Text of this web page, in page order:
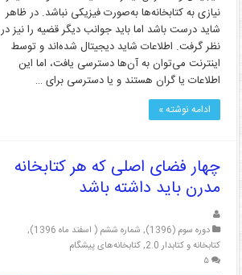
نیازی به کتابخانه‌ها به‌صورت فیزیکی نباشد. در ظاهر
شاید درست باشد اما باید جوانب دیگر قضیه را نیز در
نظر گرفت. اطلاعات شاید دیجیتال شده‌اند و توسط
اینترنت می‌توان به آن‌ها دسترسی یافت، اما این
اطلاعات یا گران هستند و یا دسترسی برای …
ادامه نوشته »
چهار فضای اصلی که هر کتابخانه
مدرن باید داشته باشد
دوره سوم (1396) , شماره ششم ( اسفند ماه 1396)
,
کتابخانه و کتابدار 2.0
,کتابخانه‌های پیشگام
۵